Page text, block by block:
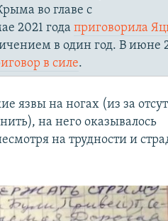
во главе с
2021 годаприговорила
в один год. В июне
в силе.
язвы на ногах (из за
на него оказывалось
на трудности и